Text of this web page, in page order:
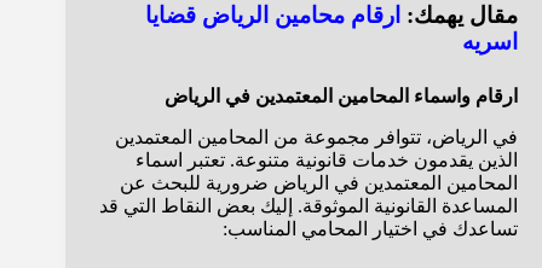
مقال يهمك: ارقام محامين الرياض قضايا
اسريه
ارقام واسماء المحامين المعتمدين في الرياض
في الرياض، تتوافر مجموعة من المحامين المعتمدين
الذين يقدمون خدمات قانونية متنوعة. تعتبر اسماء
المحامين المعتمدين في الرياض ضرورية للبحث عن
المساعدة القانونية الموثوقة. إليك بعض النقاط التي قد
تساعدك في اختيار المحامي المناسب: